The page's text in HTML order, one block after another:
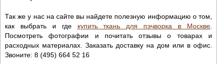
Так же у нас на сайте вы найдете полезную информацию о том,
как выбрать и где купить ткань для пэчворка в Москве
Посмотреть фотографии и почитать отзывы о товарах и
расходных материалах. Заказать доставку на дом или в офис.
Звоните: 8 (495) 664 52 16